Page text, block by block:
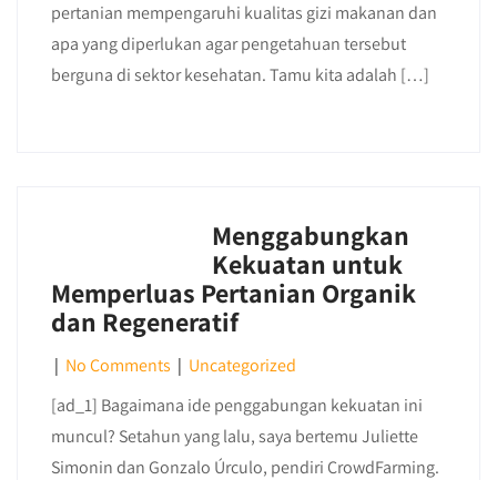
pertanian mempengaruhi kualitas gizi makanan dan
apa yang diperlukan agar pengetahuan tersebut
berguna di sektor kesehatan. Tamu kita adalah […]
Menggabungkan
Kekuatan untuk
Memperluas Pertanian Organik
dan Regeneratif
| No Comments | Uncategorized
[ad_1] Bagaimana ide penggabungan kekuatan ini
muncul? Setahun yang lalu, saya bertemu Juliette
Simonin dan Gonzalo Úrculo, pendiri CrowdFarming.